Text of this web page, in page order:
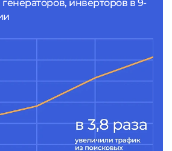
генераторов, инверторов в 9-